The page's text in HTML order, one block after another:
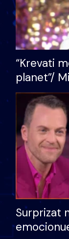
“Krevati
planet”/
bukura
mungojë
Surprizat